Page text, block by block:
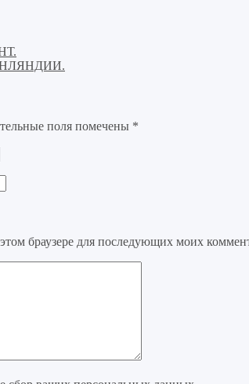
поля помечены *
браузере для последующих моих